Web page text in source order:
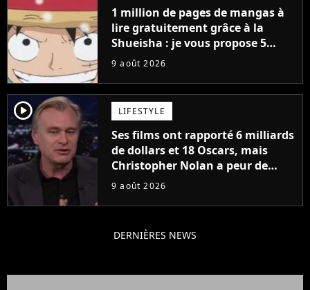
1 million de pages de mangas à
lire gratuitement grâce à la
Shueisha : je vous propose 5
mangas jamais sortis en France
9 août 2026
player2 LIFESTYLE
Ses films ont rapporté 6 milliards
de dollars et 18 Oscars, mais
Christopher Nolan a peur de
tourner un genre de films très
9 août 2026
DERNIÈRES NEWS